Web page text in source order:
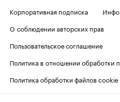
Корпоративная подписка
О соблюдении авторских прав
Пользовательское соглашение
Политика в отношении обработки
Политика обработки файлов cookie